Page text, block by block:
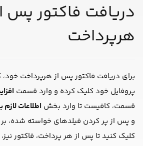
دریافت فاکتور پس
هرپرداخت
برای دریافت فاکتور پس از هرپرداخت
پروفایل خود کلیک کرده و وارد قسمت
قسمت، کافیست تا وارد بخش اطلاعات
و پس از پر کردن فیلد‌های خواسته شده،
کلیک کنید تا پس از هر پرداخت، فاکتور